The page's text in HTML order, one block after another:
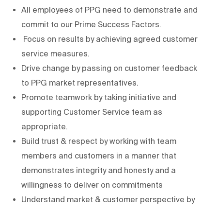
All employees of PPG need to demonstrate and
commit to our Prime Success Factors.
Focus on results by achieving agreed customer
service measures.
Drive change by passing on customer feedback
to PPG market representatives.
Promote teamwork by taking initiative and
supporting Customer Service team as
appropriate.
Build trust & respect by working with team
members and customers in a manner that
demonstrates integrity and honesty and a
willingness to deliver on commitments
Understand market & customer perspective by